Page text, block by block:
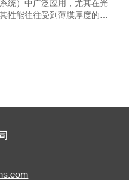
统）中广泛应用，尤其在光
性能往往受到薄膜厚度的直
的厚度显得尤为重要。